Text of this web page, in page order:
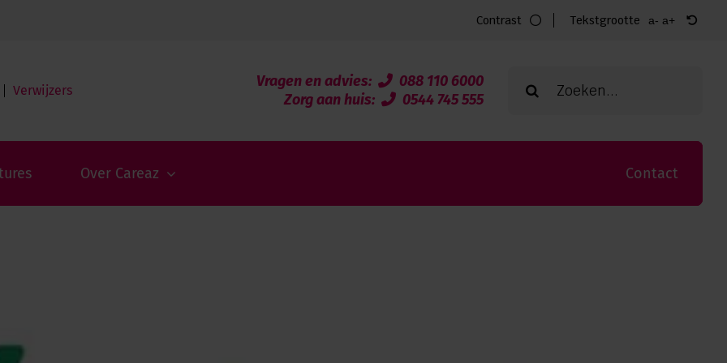
Contrast Tekstgrootte a- a+
Verwijzers
Vragen en advies:
088 110 6000
Zorg aan huis:
0544 745 555
naar:
Over Careaz Contact